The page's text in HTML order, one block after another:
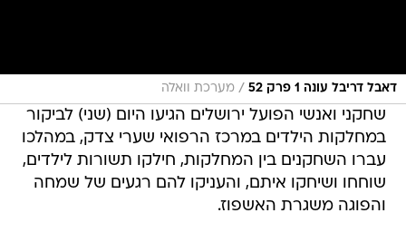
דאבל דריבל עונה 1 פרק 52 / מערכת וואלה
שחקני ואנשי הפועל ירושלים הגיעו היום (שני) לביקור
במחלקות הילדים במרכז הרפואי שערי צדק, במהלכו
עברו השחקנים בין המחלקות, חילקו תשורות לילדים,
שוחחו ושיחקו איתם, והעניקו להם רגעים של שמחה
והפוגה משגרת האשפוז.